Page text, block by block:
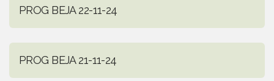
PROG BEJA 22-11-24
PROG BEJA 21-11-24